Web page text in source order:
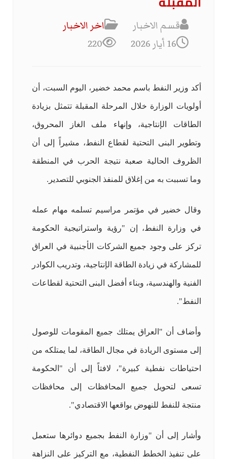
قسم الاخبار
اخر الاخبار
16 أيار 2026
220
أكد وزير النفط باسم محمد خضير، اليوم السبت، أن
أولويات الوزارة خلال المرحلة المقبلة تتمثل بزيادة
الطاقات الإنتاجية، وإنهاء ملف الغاز المحروق،
وتطوير البنى التحتية لقطاع النفط، مشيراً إلى أن
الظروف الحالية صعبة نتيجة الحرب في المنطقة
وما تسببت به من إغلاق للمنفذ الجنوبي للتصدير.
وقال خضير في مؤتمر مراسيم تسلمه مهام عمله
في وزارة النفط، إن "رؤية واستراتيجية الحكومة
تركز على وجود جميع الشركات الأجنبية في العراق
للمشاركة في زيادة الطاقة الإنتاجية، وتدريب الكوادر
الفنية والهندسية، وبناء أفضل البنى التحتية لقطاعات
النفط".
وأضاف أن "العراق يمتلك جميع المقومات للوصول
إلى مستوى الريادة في مجال الطاقة، لما يمتلكه من
احتياطات نفطية كبيرة"، لافتاً إلى أن "الحكومة
تسعى لتحويل جميع المحافظات إلى محافظات
منتجة للنفط للنهوض بواقعها الاقتصادي".
وأشار إلى أن "وزارة النفط بجميع دوائرها ستعمل
على تنفيذ الخطط النفطية، مع التركيز على النزاهة